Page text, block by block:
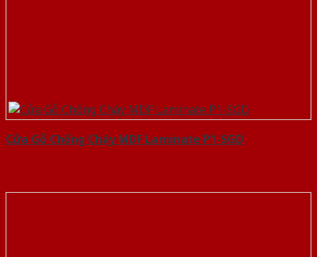
Cửa Gỗ Chống Cháy MDF Laminate P1-SGD